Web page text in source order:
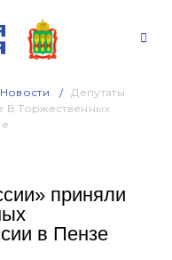
Новости
Депутаты
В Торжественных
приняли
в Пензе